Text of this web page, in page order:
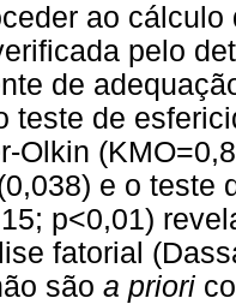
ao
pelo
de
teste de
Olkin
e o teste
p<0,01)
fatorial
são a priori